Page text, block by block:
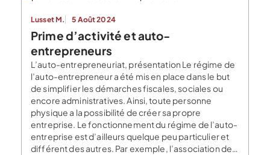
Lusset M. 5 Août 2024
Prime d’activité et auto-
entrepreneurs
L’auto-entrepreneuriat, présentation Le régime de
l’auto-entrepreneur a été mis en place dans le but
de simplifier les démarches fiscales, sociales ou
encore administratives. Ainsi, toute personne
physique a la possibilité de créer sa propre
entreprise. Le fonctionnement du régime de l’auto-
entreprise est d’ailleurs quelque peu particulier et
différent des autres. Par exemple, l’association de